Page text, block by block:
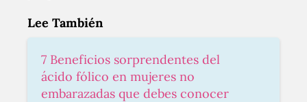
Lee También
7 Beneficios sorprendentes del
ácido fólico en mujeres no
embarazadas que debes conocer